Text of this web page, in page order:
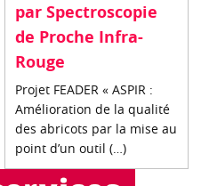
par Spectroscopie
de Proche Infra-
Rouge
Projet FEADER « ASPIR :
Amélioration de la qualité
des abricots par la mise au
point d’un outil (…)